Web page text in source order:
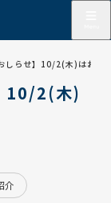
しらせ】10/2(木)はお休
10/2(木)
介